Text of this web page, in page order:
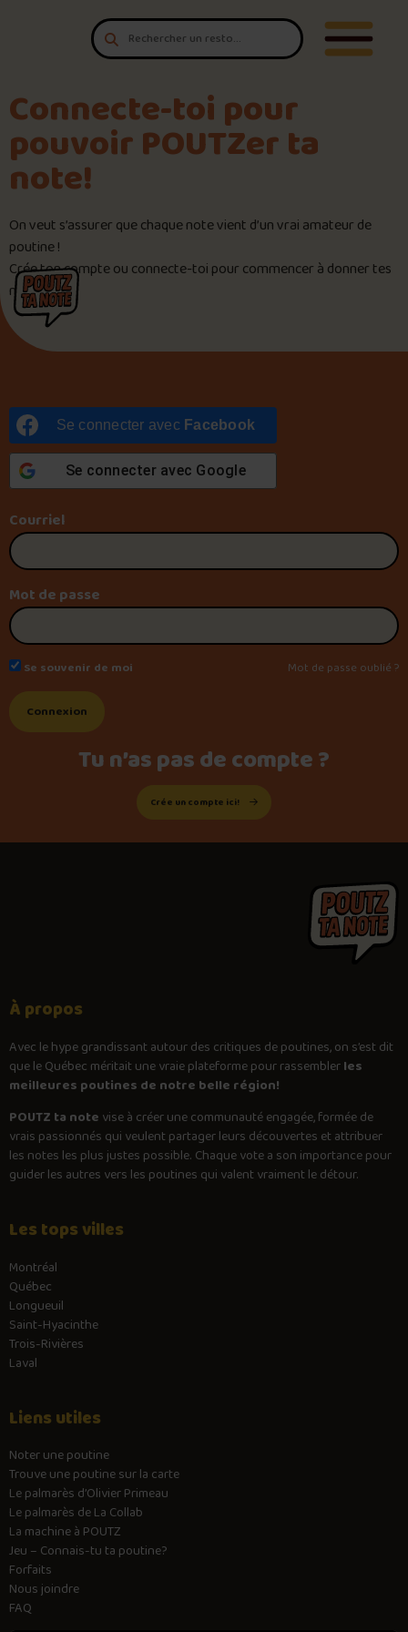
Aller au contenu
Ouvrir/
T'es un vrai
amateur de poutine?
Noter une poutine!
Jeu – Connais-tu ta poutine?
Forfaits
Foire aux questions
Me connecter
Connecte-toi pour
pouvoir POUTZer ta
note!
On veut s’assurer que chaque note vient d’un vrai amateur de
poutine !
Crée ton compte ou connecte-toi pour commencer à donner tes
notes !
Se connecter avec Facebook
Se connecter avec Google
Courriel
Mot de passe
Se souvenir de moi Mot de passe oublié ?
Tu n’as pas de compte ?
Crée un compte ici!
À propos
Avec lehypegrandissant autour des critiques de poutines, on s’est dit
que le Québec méritait une vraie plateforme pour rassemblerles
meilleures poutines de notre belle région!
POUTZ ta note vise à créer une communauté engagée, formée de
vrais passionnés qui veulent partager leurs découvertes et attribuer
les notes les plus justes possible. Chaque vote a son importance pour
guider les autres vers les poutines qui valent vraiment le détour.
Les tops villes
Montréal
Québec
Longueuil
Saint-Hyacinthe
Trois-Rivières
Laval
Liens utiles
Noter une poutine
Trouve une poutine sur la carte
Le palmarès d’Olivier Primeau
Le palmarès de La Collab
La machine à POUTZ
Jeu – Connais-tu ta poutine?
Forfaits
Nous joindre
FAQ